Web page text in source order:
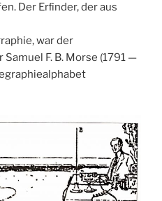
Der Erﬁnder, der aus
war der
F. B. Morse (1791 —